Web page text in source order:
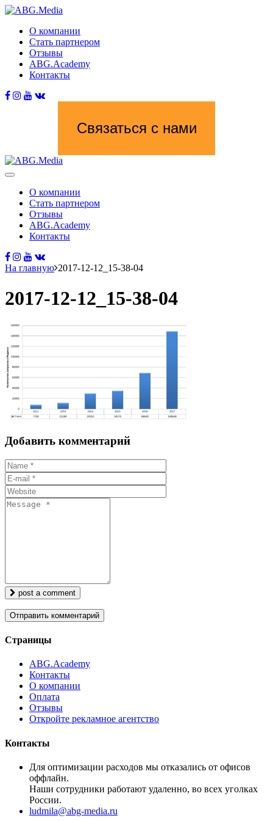
О компании
Стать партнером
Отзывы
ABG.Academy
Контакты
Связаться с нами
О компании
Стать партнером
Отзывы
ABG.Academy
Контакты
На главную 2017-12-12_15-38-04
2017-12-12_15-38-04
Добавить комментарий
post a comment
Страницы
ABG.Academy
Контакты
О компании
Оплата
Отзывы
Откройте рекламное агентство
Контакты
Для оптимизации расходов мы отказались от офисов
оффлайн.
Наши сотрудники работают удаленно, во всех уголках
России.
ludmila@abg-media.ru